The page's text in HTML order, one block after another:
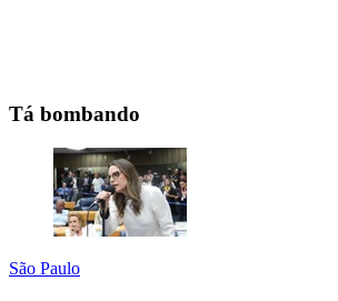
Tá bombando
São Paulo